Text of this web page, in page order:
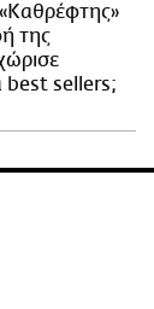
της
best sellers;